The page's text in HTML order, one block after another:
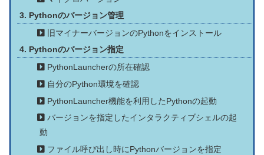
Pythonのバージョン管理
旧マイナーバージョンのPythonをインストール
Pythonのバージョン指定
PythonLauncherの所在確認
自分のPython環境を確認
PythonLauncher機能を利用したPythonの起動
バージョンを指定したインタラクティブシェルの起
動
ファイル呼び出し時にPythonバージョンを指定